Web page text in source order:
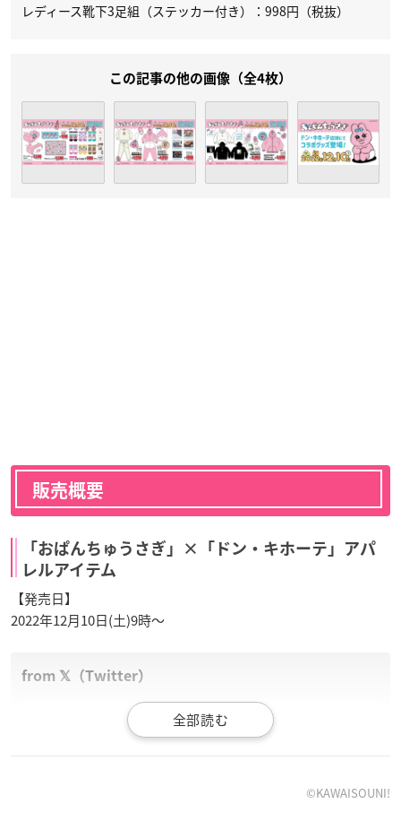
レディース靴下3足組（ステッカー付き）：998円（税抜）
この記事の他の画像（全4枚）
販売概要
「おぱんちゅうさぎ」×「ドン・キホーテ」アパ
レルアイテム
【発売日】
2022年12月10日(土)9時〜
全国のドン・キホーテにて大人気「おぱんちゅうさぎ」の
©︎KAWAISOUNI!